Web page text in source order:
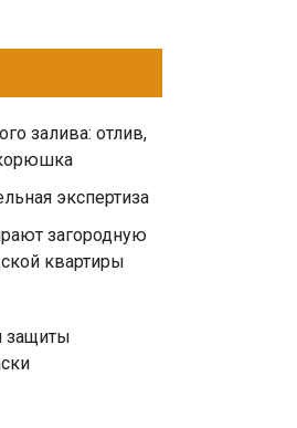
залива: отлив,
экспертиза
загородную
квартиры
защиты